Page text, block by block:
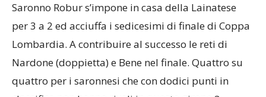
Voleva chiudere da capolista e così è stato. La
Saronno Robur s’impone in casa della Lainatese
per 3 a 2 ed acciuffa i sedicesimi di finale di Coppa
Lombardia. A contribuire al successo le reti di
Nardone (doppietta) e Bene nel finale. Quattro su